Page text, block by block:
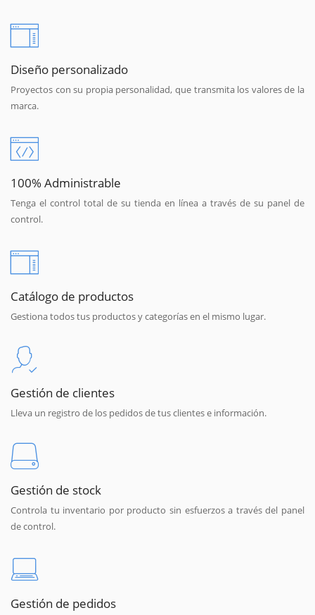
Diseño personalizado
Proyectos con su propia personalidad, que transmita los valores de la
marca.
100% Administrable
Tenga el control total de su tienda en línea a través de su panel de
control.
Catálogo de productos
Gestiona todos tus productos y categorías en el mismo lugar.
Gestión de clientes
Lleva un registro de los pedidos de tus clientes e información.
Gestión de stock
Controla tu inventario por producto sin esfuerzos a través del panel
de control.
Gestión de pedidos